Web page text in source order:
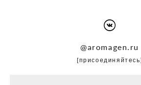
@aromagen.ru
[присоединяйтесь]